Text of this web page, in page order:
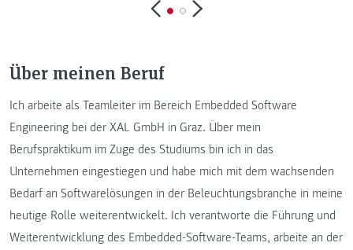
Über meinen Beruf
Ich arbeite als Teamleiter im Bereich Embedded Software
Engineering bei der XAL GmbH in Graz. Über mein
Berufspraktikum im Zuge des Studiums bin ich in das
Unternehmen eingestiegen und habe mich mit dem wachsenden
Bedarf an Softwarelösungen in der Beleuchtungsbranche in meine
heutige Rolle weiterentwickelt. Ich verantworte die Führung und
Weiterentwicklung des Embedded-Software-Teams, arbeite an der